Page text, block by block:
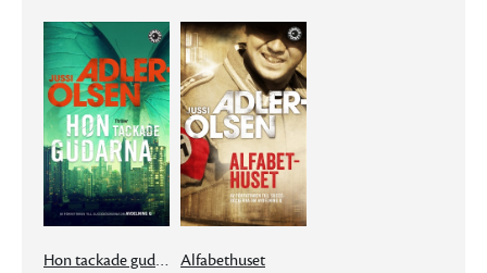
Hon tackade gudarna Alfabethuset